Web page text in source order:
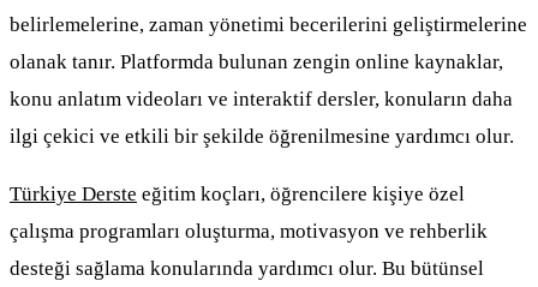
belirlemelerine, zaman yönetimi becerilerini geliştirmelerine
olanak tanır. Platformda bulunan zengin online kaynaklar,
konu anlatım videoları ve interaktif dersler, konuların daha
ilgi çekici ve etkili bir şekilde öğrenilmesine yardımcı olur.
Türkiye Derste eğitim koçları, öğrencilere kişiye özel
çalışma programları oluşturma, motivasyon ve rehberlik
desteği sağlama konularında yardımcı olur. Bu bütünsel